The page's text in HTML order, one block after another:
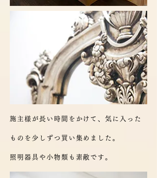
施主様が長い時間をかけて、気に入った
ものを少しずつ買い集めました。
照明器具や小物類も素敵です。